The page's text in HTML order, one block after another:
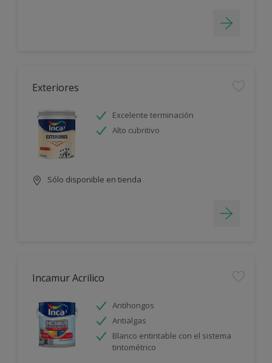
Exteriores
Excelente terminación
Alto cubritivo
Sólo disponible en tienda
Incamur Acrilico
Antihongos
Antialgas
Blanco entintable con el sistema
tintométrico